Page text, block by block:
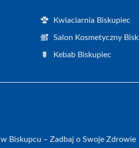
Kwiaciarnia Biskupiec
Salon Kosmetyczny
Kebab Biskupiec
w Biskupcu – Zadbaj o Swoje Zdrowie